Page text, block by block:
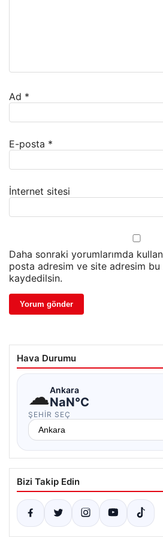
Ad *
E-posta *
İnternet sitesi
Daha sonraki yorumlarımda
posta adresim ve site adresim bu
kaydedilsin.
Hava Durumu
☁Ankara
NaN°C
ŞEHIR SEÇ
Bizi Takip Edin